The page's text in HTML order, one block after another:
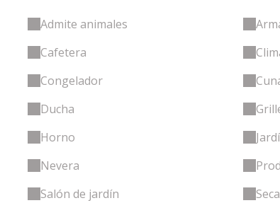
Admite animales
Cafetera
Congelador
Ducha
Horno
Nevera
Salón de jardín